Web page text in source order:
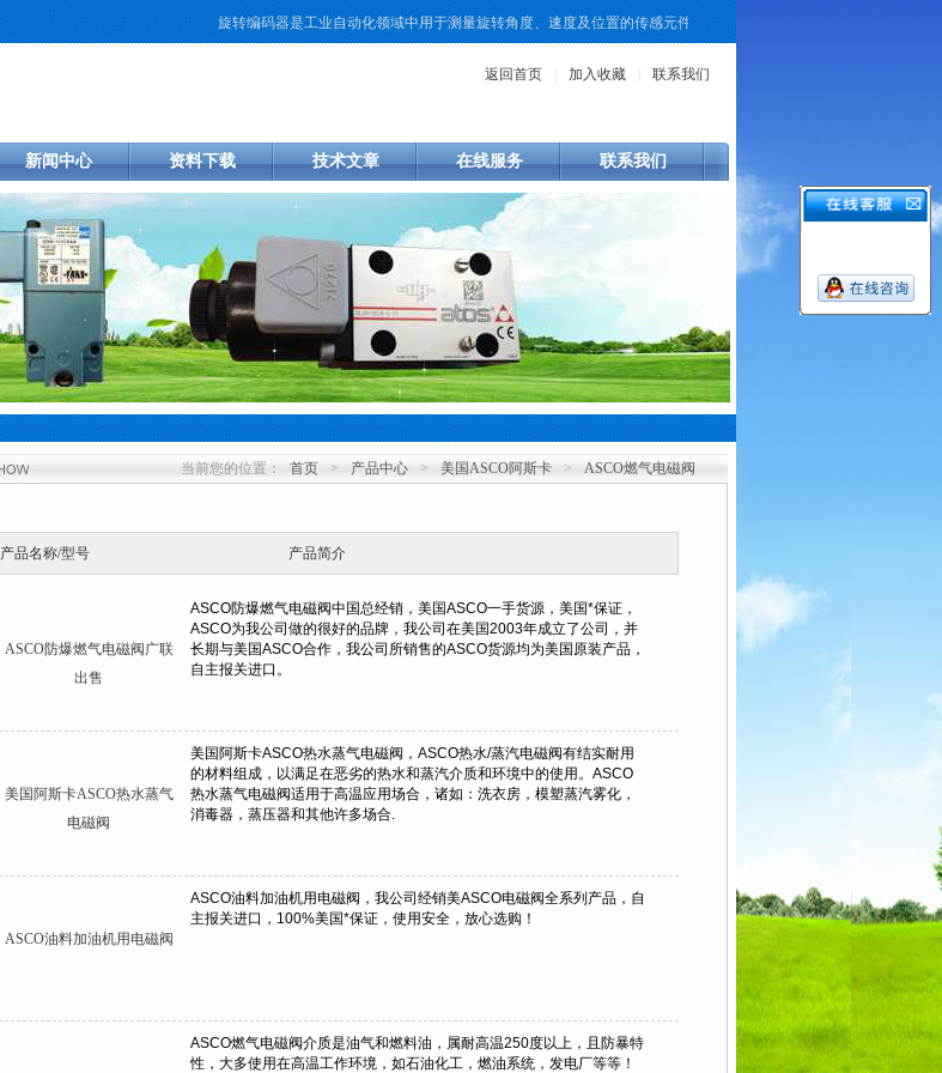
旋转编码器是工业自动化领域中用于测量旋转角度、速度及位置的传感元件。KUBLER作为该领域的一个品牌，其
返回首页 加入收藏 联系我们
新闻中心 资料下载 技术文章 在线服务 联系我们
当前您的位置： 首页 > 产品中心 > 美国ASCO阿斯卡 > ASCO燃气电磁阀
产品名称/型号 产品简介
ASCO防爆燃气电磁阀广联
出售
美国阿斯卡ASCO热水蒸气
电磁阀
ASCO油料加油机用电磁阀